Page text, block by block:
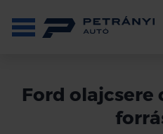
Ford olajcsere